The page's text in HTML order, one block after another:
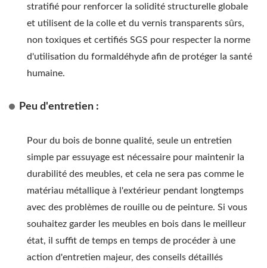
stratifié pour renforcer la solidité structurelle globale
et utilisent de la colle et du vernis transparents sûrs,
non toxiques et certifiés SGS pour respecter la norme
d'utilisation du formaldéhyde afin de protéger la santé
humaine.
Peu d'entretien :
Pour du bois de bonne qualité, seule un entretien
simple par essuyage est nécessaire pour maintenir la
durabilité des meubles, et cela ne sera pas comme le
matériau métallique à l'extérieur pendant longtemps
avec des problèmes de rouille ou de peinture. Si vous
souhaitez garder les meubles en bois dans le meilleur
état, il suffit de temps en temps de procéder à une
action d'entretien majeur, des conseils détaillés